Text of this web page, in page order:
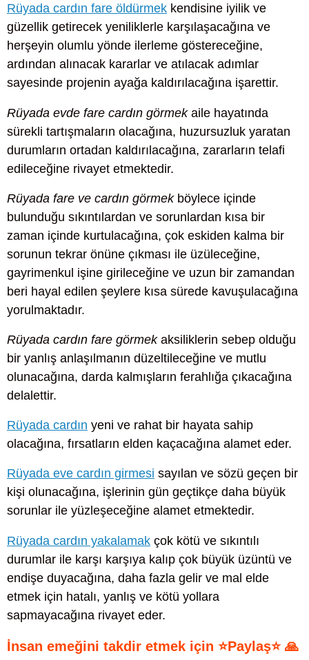
Rüyada cardın fare öldürmek kendisine iyilik ve
güzellik getirecek yeniliklerle karşılaşacağına ve
herşeyin olumlu yönde ilerleme göstereceğine,
ardından alınacak kararlar ve atılacak adımlar
sayesinde projenin ayağa kaldırılacağına işarettir.
Rüyada evde fare cardın görmekaile hayatında
sürekli tartışmaların olacağına, huzursuzluk yaratan
durumların ortadan kaldırılacağına, zararların telafi
edileceğine rivayet etmektedir.
Rüyada fare ve cardın görmekböylece içinde
bulunduğu sıkıntılardan ve sorunlardan kısa bir
zaman içinde kurtulacağına, çok eskiden kalma bir
sorunun tekrar önüne çıkması ile üzüleceğine,
gayrimenkul işine girileceğine ve uzun bir zamandan
beri hayal edilen şeylere kısa sürede kavuşulacağına
yorulmaktadır.
Rüyada cardın fare görmekaksiliklerin sebep olduğu
bir yanlış anlaşılmanın düzeltileceğine ve mutlu
olunacağına, darda kalmışların ferahlığa çıkacağına
delalettir.
Rüyada cardın yeni ve rahat bir hayata sahip
olacağına, fırsatların elden kaçacağına alamet eder.
Rüyada eve cardın girmesi sayılan ve sözü geçen bir
kişi olunacağına, işlerinin gün geçtikçe daha büyük
sorunlar ile yüzleşeceğine alamet etmektedir.
Rüyada cardın yakalamak çok kötü ve sıkıntılı
durumlar ile karşı karşıya kalıp çok büyük üzüntü ve
endişe duyacağına, daha fazla gelir ve mal elde
etmek için hatalı, yanlış ve kötü yollara
sapmayacağına rivayet eder.
İnsan emeğini takdir etmek için ⭐Paylaş⭐ 🙏